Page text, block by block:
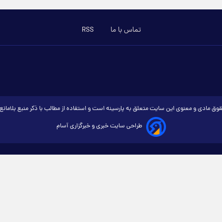
تماس با ما RSS
مادی و معنوی این سایت متعلق به پارسینه است و استفاده از مطالب با ذکر منبع
طراحی سایت خبری و خبرگزاری آسام